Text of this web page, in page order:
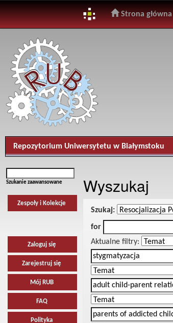
navigation
Strona główna
Repozytorium Uniwersytetu w Białymstoku
Szukanie zaawansowane
Zespoły i Kolekcje
Zaloguj się
Zarejestruj się
Mój RUB
FAQ
Polityka
Wyszukaj
Szukaj:
for
Aktualne filtry: